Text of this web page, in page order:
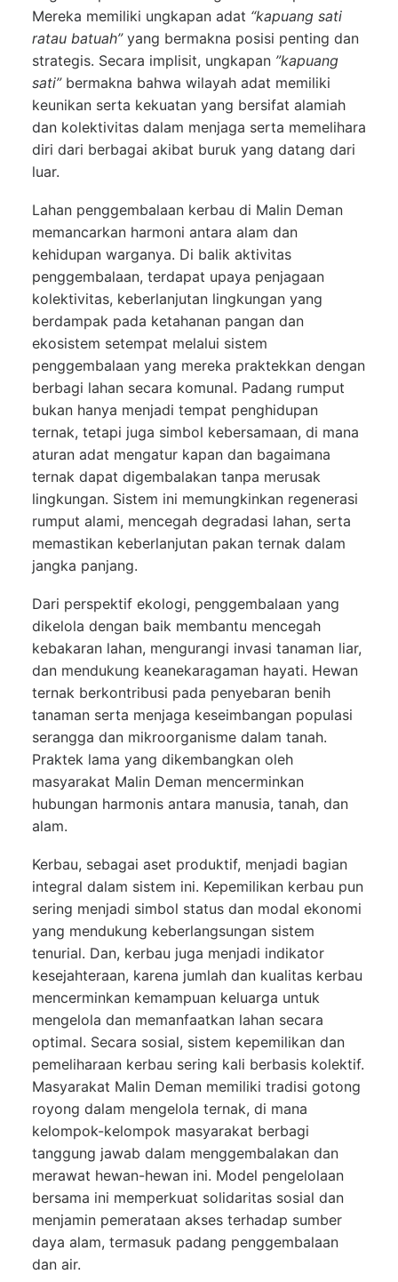
Mereka memiliki ungkapan adat “kapuang sati
ratau batuah” yang bermakna posisi penting dan
strategis. Secara implisit, ungkapan ”kapuang
sati” bermakna bahwa wilayah adat memiliki
keunikan serta kekuatan yang bersifat alamiah
dan kolektivitas dalam menjaga serta memelihara
diri dari berbagai akibat buruk yang datang dari
luar.
Lahan penggembalaan kerbau di Malin Deman
memancarkan harmoni antara alam dan
kehidupan warganya. Di balik aktivitas
penggembalaan, terdapat upaya penjagaan
kolektivitas, keberlanjutan lingkungan yang
berdampak pada ketahanan pangan dan
ekosistem setempat melalui sistem
penggembalaan yang mereka praktekkan dengan
berbagi lahan secara komunal. Padang rumput
bukan hanya menjadi tempat penghidupan
ternak, tetapi juga simbol kebersamaan, di mana
aturan adat mengatur kapan dan bagaimana
ternak dapat digembalakan tanpa merusak
lingkungan. Sistem ini memungkinkan regenerasi
rumput alami, mencegah degradasi lahan, serta
memastikan keberlanjutan pakan ternak dalam
jangka panjang.
Dari perspektif ekologi, penggembalaan yang
dikelola dengan baik membantu mencegah
kebakaran lahan, mengurangi invasi tanaman liar,
dan mendukung keanekaragaman hayati. Hewan
ternak berkontribusi pada penyebaran benih
tanaman serta menjaga keseimbangan populasi
serangga dan mikroorganisme dalam tanah.
Praktek lama yang dikembangkan oleh
masyarakat Malin Deman mencerminkan
hubungan harmonis antara manusia, tanah, dan
alam.
Kerbau, sebagai aset produktif, menjadi bagian
integral dalam sistem ini. Kepemilikan kerbau pun
sering menjadi simbol status dan modal ekonomi
yang mendukung keberlangsungan sistem
tenurial. Dan, kerbau juga menjadi indikator
kesejahteraan, karena jumlah dan kualitas kerbau
mencerminkan kemampuan keluarga untuk
mengelola dan memanfaatkan lahan secara
optimal. Secara sosial, sistem kepemilikan dan
pemeliharaan kerbau sering kali berbasis kolektif.
Masyarakat Malin Deman memiliki tradisi gotong
royong dalam mengelola ternak, di mana
kelompok-kelompok masyarakat berbagi
tanggung jawab dalam menggembalakan dan
merawat hewan-hewan ini. Model pengelolaan
bersama ini memperkuat solidaritas sosial dan
menjamin pemerataan akses terhadap sumber
daya alam, termasuk padang penggembalaan
dan air.